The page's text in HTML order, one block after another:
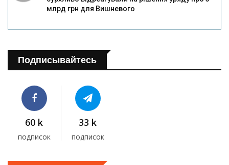
млрд грн для Вишневого
Подписывайтесь
60 k
подписок
33 k
подписок